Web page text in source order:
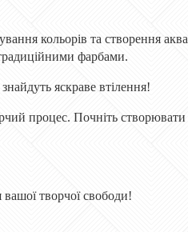
кольорів та створення
фарбами.
яскраве втілення!
процес. Почніть створювати
творчої свободи!